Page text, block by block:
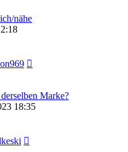
nähe
Marke?
18:35